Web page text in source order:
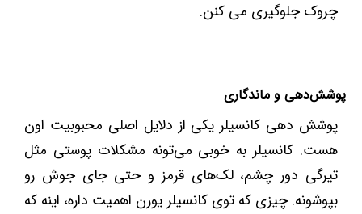
چروک جلوگیری می کنن.
پوشش‌دهی و ماندگاری
پوشش‌ دهی کانسیلر یکی از دلایل اصلی محبوبیت اون
هست. کانسیلر به خوبی می‌تونه مشکلات پوستی مثل
تیرگی دور چشم، لک‌های قرمز و حتی جای جوش رو
بپوشونه. چیزی که توی کانسیلر یورن اهمیت داره، اینه که